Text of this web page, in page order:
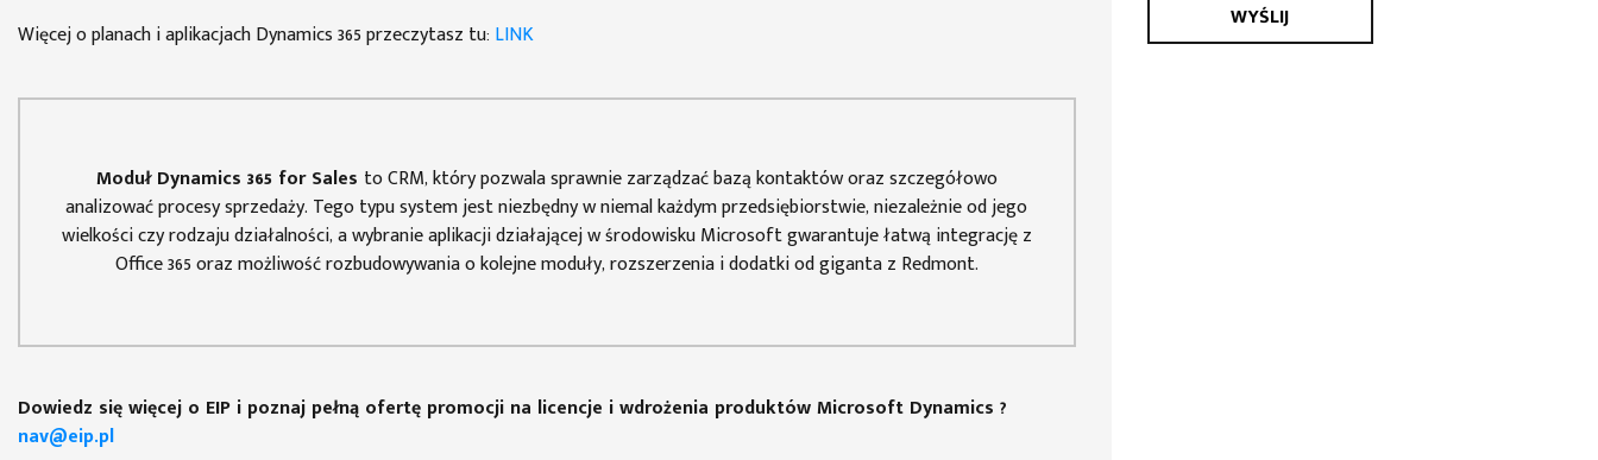
Więcej o planach i aplikacjach Dynamics 365 przeczytasz tu: LINK
Moduł Dynamics 365 for Sales to CRM, który pozwala sprawnie zarządzać bazą kontaktów oraz szczegółowo
analizować procesy sprzedaży. Tego typu system jest niezbędny w niemal każdym przedsiębiorstwie, niezależnie od jego
wielkości czy rodzaju działalności, a wybranie aplikacji działającej w środowisku Microsoft gwarantuje łatwą integrację z
Office 365 oraz możliwość rozbudowywania o kolejne moduły, rozszerzenia i dodatki od giganta z Redmont.
Dowiedz się więcej o EIP i poznaj pełną ofertę promocji na licencje i wdrożenia produktów Microsoft Dynamics ?
nav@eip.pl
WYŚLIJ